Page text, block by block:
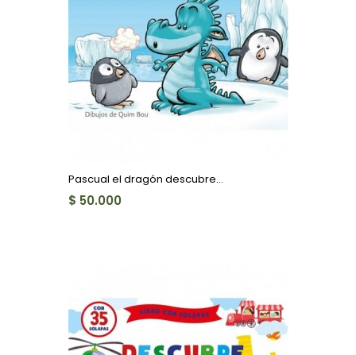
Pascual el dragón descubre...
$ 50.000